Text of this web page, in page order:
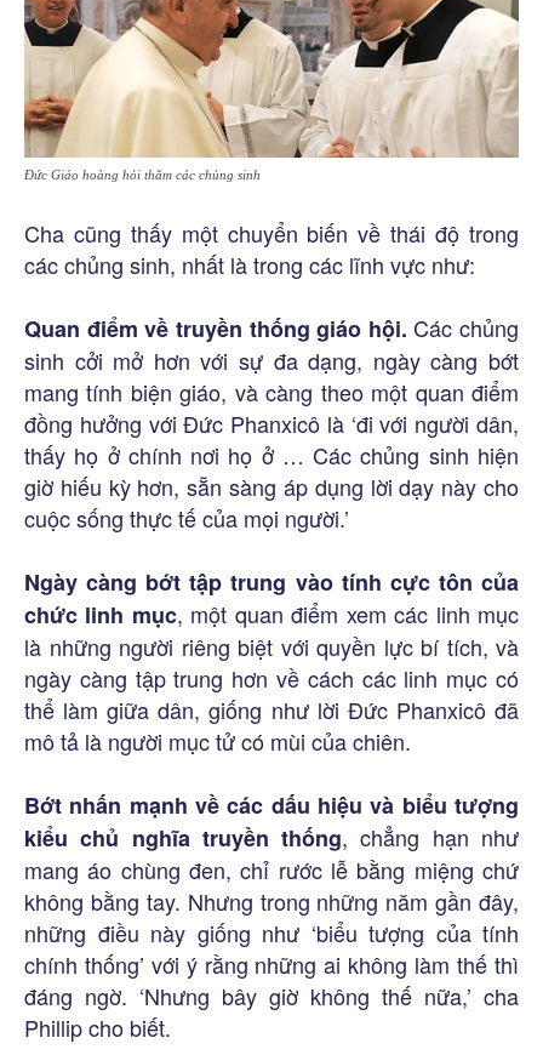
Đức Giáo hoàng hỏi thăm các chủng sinh
Cha cũng thấy một chuyển biến về thái độ trong
các chủng sinh, nhất là trong các lĩnh vực như:
Quan điểm về truyền thống giáo hội. Các chủng
sinh cởi mở hơn với sự đa dạng, ngày càng bớt
mang tính biện giáo, và càng theo một quan điểm
đồng hưởng với Đức Phanxicô là ‘đi với người dân,
thấy họ ở chính nơi họ ở … Các chủng sinh hiện
giờ hiếu kỳ hơn, sẵn sàng áp dụng lời dạy này cho
cuộc sống thực tế của mọi người.’
Ngày càng bớt tập trung vào tính cực tôn của
chức linh mục, một quan điểm xem các linh mục
là những người riêng biệt với quyền lực bí tích, và
ngày càng tập trung hơn về cách các linh mục có
thể làm giữa dân, giống như lời Đức Phanxicô đã
mô tả là người mục tử có mùi của chiên.
Bớt nhấn mạnh về các dấu hiệu và biểu tượng
kiểu chủ nghĩa truyền thống, chẳng hạn như
mang áo chùng đen, chỉ rước lễ bằng miệng chứ
không bằng tay. Nhưng trong những năm gần đây,
những điều này giống như ‘biểu tượng của tính
chính thống’ với ý rằng những ai không làm thế thì
đáng ngờ. ‘Nhưng bây giờ không thế nữa,’ cha
Phillip cho biết.